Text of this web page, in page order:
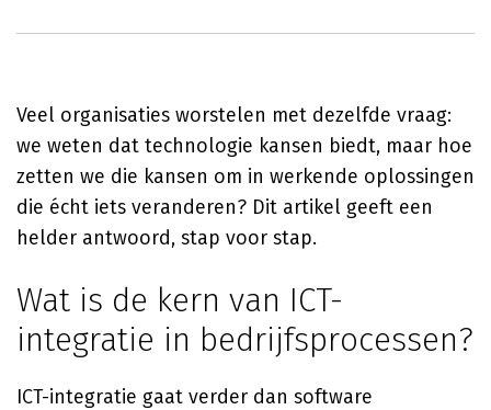
Veel organisaties worstelen met dezelfde vraag:
we weten dat technologie kansen biedt, maar hoe
zetten we die kansen om in werkende oplossingen
die écht iets veranderen? Dit artikel geeft een
helder antwoord, stap voor stap.
Wat is de kern van ICT-
integratie in bedrijfsprocessen?
ICT-integratie gaat verder dan software